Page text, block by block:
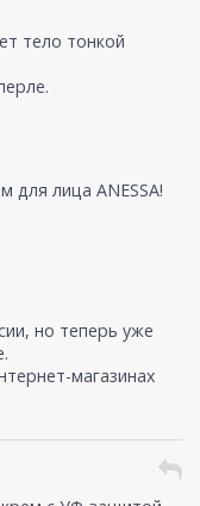
тело тонкой
лица ANESSA!
но теперь уже
магазинах